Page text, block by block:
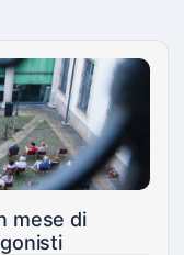
mese di